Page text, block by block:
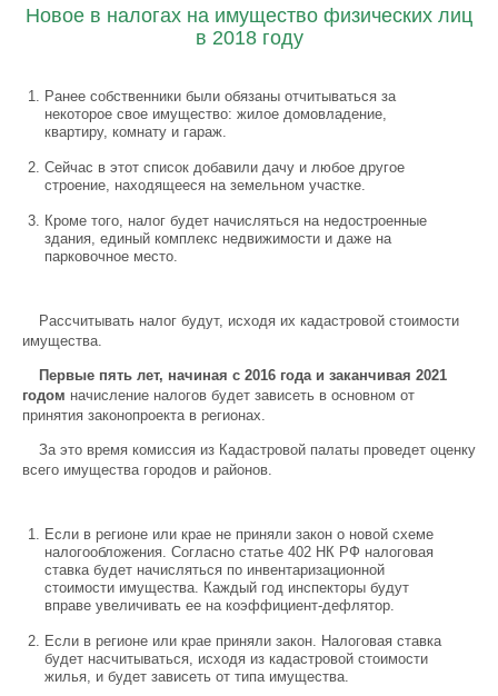
Новое в налогах на имущество физических лиц
в 2018 году
Ранее собственники были обязаны отчитываться за
некоторое свое имущество: жилое домовладение,
квартиру, комнату и гараж.
Сейчас в этот список добавили дачу и любое другое
строение, находящееся на земельном участке.
Кроме того, налог будет начисляться на недостроенные
здания, единый комплекс недвижимости и даже на
парковочное место.
Рассчитывать налог будут, исходя их кадастровой стоимости
имущества.
Первые пять лет, начиная с 2016 года и заканчивая 2021
годом начисление налогов будет зависеть в основном от
принятия законопроекта в регионах.
За это время комиссия из Кадастровой палаты проведет оценку
всего имущества городов и районов.
Если в регионе или крае не приняли закон о новой схеме
налогообложения. Согласно статье 402 НК РФ налоговая
ставка будет начисляться по инвентаризационной
стоимости имущества. Каждый год инспекторы будут
вправе увеличивать ее на коэффициент-дефлятор.
Если в регионе или крае приняли закон. Налоговая ставка
будет насчитываться, исходя из кадастровой стоимости
жилья, и будет зависеть от типа имущества.